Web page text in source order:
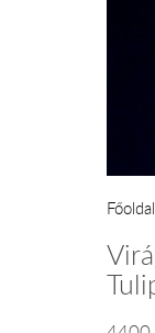
Főoldal